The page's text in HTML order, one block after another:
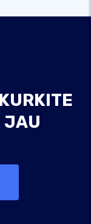
JAU